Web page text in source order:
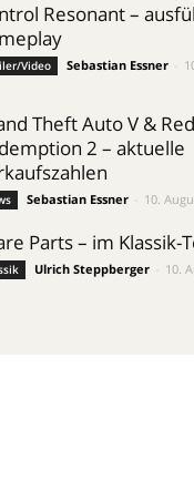
Resonant –
Video Sebastian Essner
Theft Auto V &
2 – aktuelle
Sebastian Essner 10.
Parts – im Klassik-
Ulrich Steppberger 10.